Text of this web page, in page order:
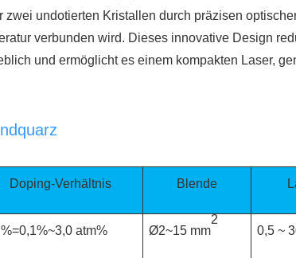
undotierten Kristallen durch präzisen
verbunden wird. Dieses innovative Design
und ermöglicht es einem kompakten Laser,
Doping-Verhältnis Blende
atm% Ø2~15 mm
2
0,5 ~